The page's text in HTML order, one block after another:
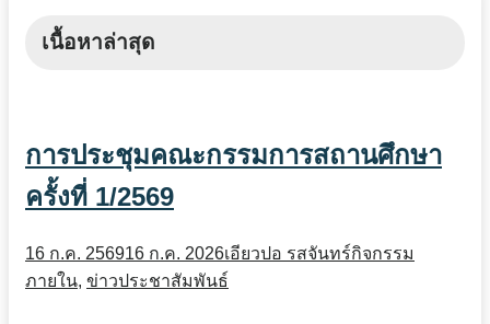
เนื้อหาล่าสุด
การประชุมคณะกรรมการสถานศึกษา
ครั้งที่ 1/2569
16 ก.ค. 256916 ก.ค. 2026เอียวปอ รสจันทร์กิจกรรม
ภายใน, ข่าวประชาสัมพันธ์